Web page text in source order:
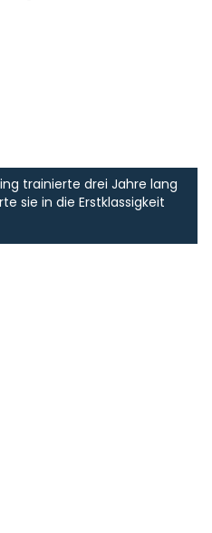
trainierte drei Jahre lang
sie in die Erstklassigkeit